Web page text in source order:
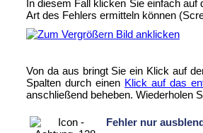
In diesem Fall klicken Sie einfach auf
Art des Fehlers ermitteln können
Von da aus bringt Sie ein Klick auf
Spalten durch einen Klick auf das
anschließend beheben. Wiederholen
Fehler nur